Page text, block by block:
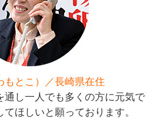
もとこ）／長崎県在住
通し一人でも多くの方に元気で
ほしいと願っております。